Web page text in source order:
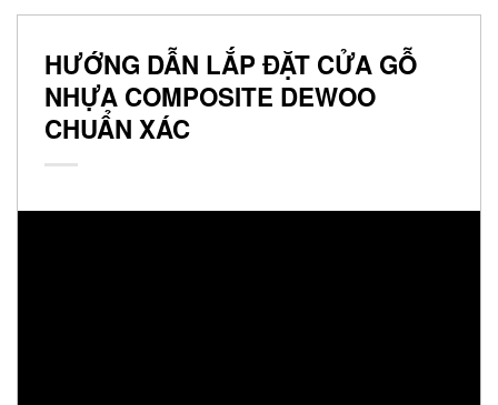
HƯỚNG DẪN LẮP ĐẶT CỬA GỖ
NHỰA COMPOSITE DEWOO
CHUẨN XÁC